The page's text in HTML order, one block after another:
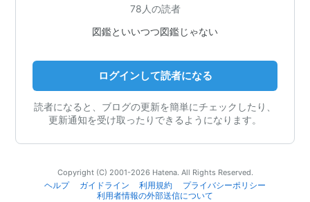
78人の読者
図鑑といいつつ図鑑じゃない
ログインして読者になる
読者になると、ブログの更新を簡単にチェックしたり、
更新通知を受け取ったりできるようになります。
Copyright (C) 2001-2026 Hatena. All Rights Reserved.
ヘルプ
ガイドライン 利用規約
プライバシーポリシー
利用者情報の外部送信について